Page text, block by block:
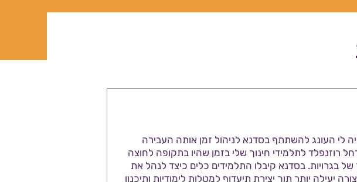
לי העונג להשתתף בסדנא לניהול זמן אותה העבירה
רוזנפלד לתלמידי חינוך שלי בזמן שהיו בתקופה לחוצה
של בגרויות. בסדנא קיבלו התלמידים כלים כיצד לנהל את
יעילה יותר תוך יצירת תיעדוף למטלות לימודיות ותיכנון